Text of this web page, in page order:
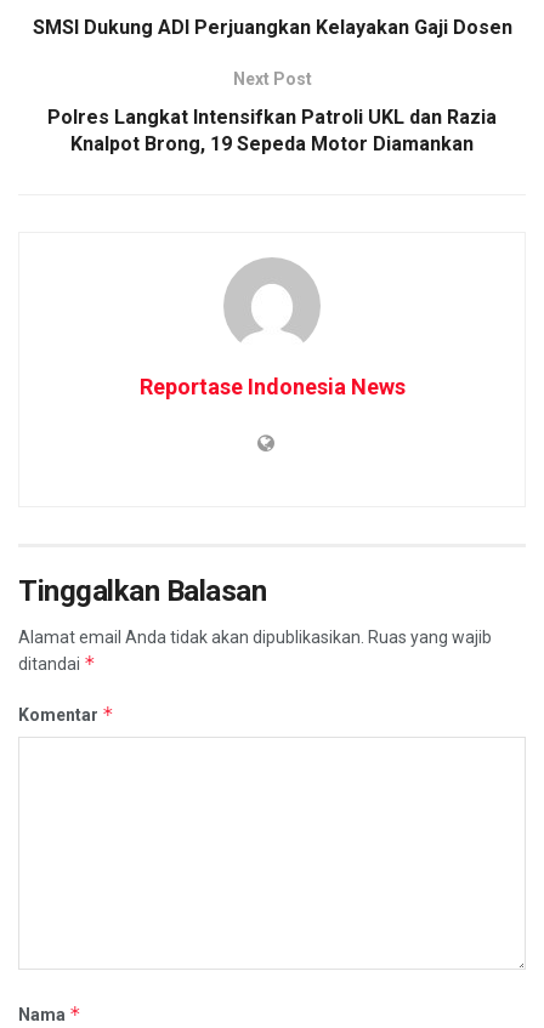
SMSI Dukung ADI Perjuangkan Kelayakan Gaji Dosen
Next Post
Polres Langkat Intensifkan Patroli UKL dan Razia
Knalpot Brong, 19 Sepeda Motor Diamankan
Reportase Indonesia News
Tinggalkan Balasan
Alamat email Anda tidak akan dipublikasikan. Ruas yang wajib
ditandai *
Komentar *
Nama *